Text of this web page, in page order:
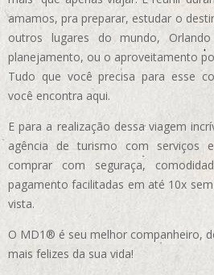
amamos, pra preparar, estudar o
outros lugares do mundo,
planejamento, ou o aproveitamento
Tudo que você precisa para esse
você encontra aqui.
E para a realização dessa viagem
agência de turismo com serviços
comprar com seguraça,
pagamento facilitadas em até 10x
vista.
O MD1® é seu melhor companheiro,
mais felizes da sua vida!